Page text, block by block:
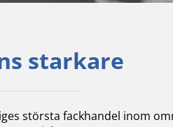
starkare
största fackhandel inom